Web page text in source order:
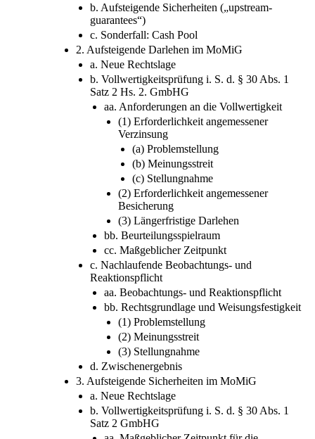
b. Aufsteigende Sicherheiten („upstream-
guarantees“)
c. Sonderfall: Cash Pool
2. Aufsteigende Darlehen im MoMiG
a. Neue Rechtslage
b. Vollwertigkeitsprüfung i. S. d. § 30 Abs. 1
Satz 2 Hs. 2. GmbHG
aa. Anforderungen an die Vollwertigkeit
(1) Erforderlichkeit angemessener
Verzinsung
(a) Problemstellung
(b) Meinungsstreit
(c) Stellungnahme
(2) Erforderlichkeit angemessener
Besicherung
(3) Längerfristige Darlehen
bb. Beurteilungsspielraum
cc. Maßgeblicher Zeitpunkt
c. Nachlaufende Beobachtungs- und
Reaktionspflicht
aa. Beobachtungs- und Reaktionspflicht
bb. Rechtsgrundlage und Weisungsfestigkeit
(1) Problemstellung
(2) Meinungsstreit
(3) Stellungnahme
d. Zwischenergebnis
3. Aufsteigende Sicherheiten im MoMiG
a. Neue Rechtslage
b. Vollwertigkeitsprüfung i. S. d. § 30 Abs. 1
Satz 2 GmbHG